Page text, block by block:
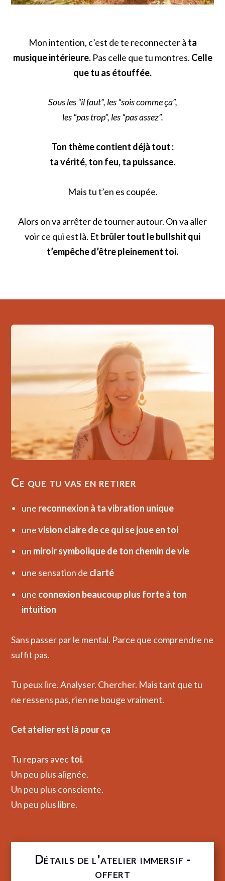
Mon intention, c’est de te reconnecter à ta
musique intérieure.Pas celle que tu montres. Celle
que tu as étouffée.
Sous les “il faut”, les “sois comme ça”,
les “pas trop”, les “pas assez”.
Ton thème contient déjà tout :
ta vérité, ton feu, ta puissance.
Mais tu t’en es coupée.
Alors on va arrêter de tourner autour. On va aller
voir ce qui est là. Et brûler tout le bullshit qui
t’empêche d’être pleinement toi.
Ce que tu vas en retirer
une reconnexion à ta vibration unique
unevision claire de ce qui se joue en toi
un miroir symbolique de ton chemin de vie
une sensation de clarté
une connexion beaucoup plus forte à ton
intuition
Sans passer par le mental. Parce que comprendre ne
suffit pas.
Tu peux lire.Analyser. Chercher. Mais tant que tu
ne ressens pas, rien ne bouge vraiment.
Cet atelier est là pour ça
Tu repars avectoi.
Un peu plus alignée.
Un peu plus consciente.
Un peu plus libre.
Détails de l'atelier immersif -
offert